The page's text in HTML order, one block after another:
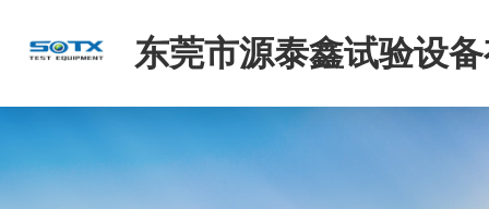
东莞市源泰鑫试验设
司